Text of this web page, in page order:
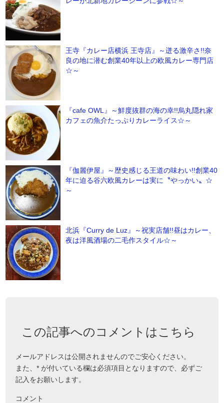
王寺『カレー店横浜 王寺店』～迸る激辛さ!!奈
良の地に潜む創業40年以上の欧風カレー専門店
☆～
『cafe OWL』～鮮度抜群の海の幸!!烏丸隠れ家
カフェの魚介たっぷりカレーライス☆～
『伽麗伊屋』～歴史感じる王道の味わい!!創業40
年に迫る谷六欧風カレーは実に〝やっかい〟☆
～
北浜『Curry de Luz』～祝実店舗!!昼はカレー、
夜は洋風酒場の二毛作スタイル☆～
この記事へのコメントはこちら
メールアドレスは公開されませんのでご安心ください。
また、* が付いている欄は必須項目となりますので、必ずご
記入をお願いします。
コメント